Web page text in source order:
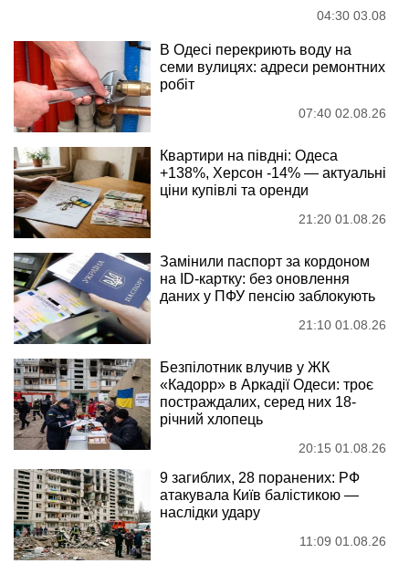
04:30 03.08
В Одесі перекриють воду на
семи вулицях: адреси ремонтних
робіт
07:40 02.08.26
Квартири на півдні: Одеса
+138%, Херсон -14% — актуальні
ціни купівлі та оренди
21:20 01.08.26
Замінили паспорт за кордоном
на ID-картку: без оновлення
даних у ПФУ пенсію заблокують
21:10 01.08.26
Безпілотник влучив у ЖК
«Кадорр» в Аркадії Одеси: троє
постраждалих, серед них 18-
річний хлопець
20:15 01.08.26
9 загиблих, 28 поранених: РФ
атакувала Київ балістикою —
наслідки удару
11:09 01.08.26